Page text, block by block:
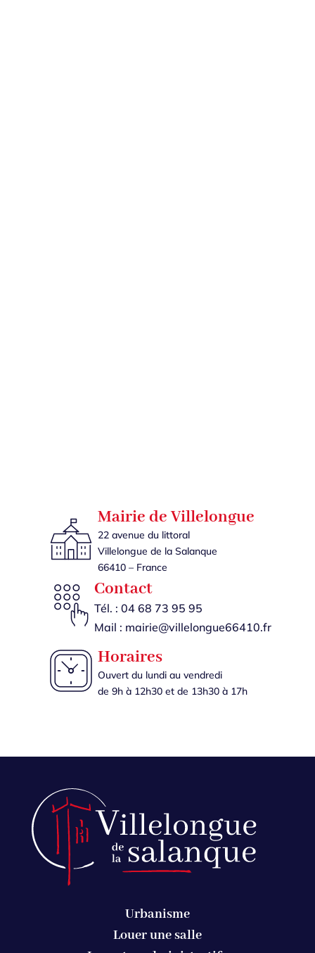
Mairie de Villelongue
22 avenue du littoral
Villelongue de la Salanque
66410 – France
Contact
Tél. : 04 68 73 95 95
Mail : mairie@villelongue66410.fr
Horaires
Ouvert du lundi au vendredi
de 9h à 12h30 et de 13h30 à 17h
Urbanisme
Louer une salle